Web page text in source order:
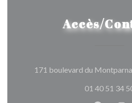
Accès/
171 boulevard du
01 40 51 34